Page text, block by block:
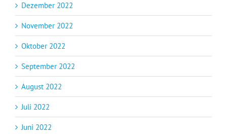
Dezember 2022
November 2022
Oktober 2022
September 2022
August 2022
Juli 2022
Juni 2022